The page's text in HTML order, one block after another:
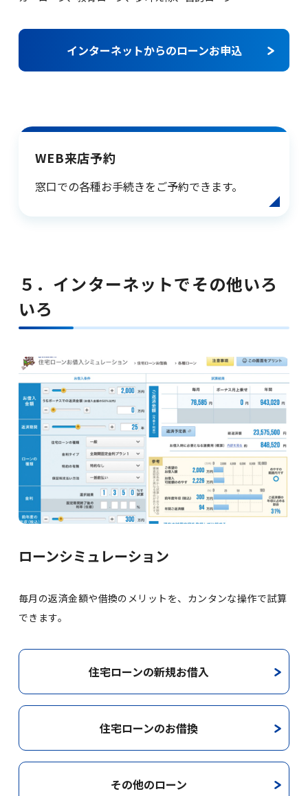
インターネットからのローンお申込
WEB来店予約
窓口での各種お手続きをご予約できます。
５．インターネットでその他いろ
いろ
ローンシミュレーション
毎月の返済金額や借換のメリットを、カンタンな操作で試算
できます。
住宅ローンの新規お借入
住宅ローンのお借換
その他のローン